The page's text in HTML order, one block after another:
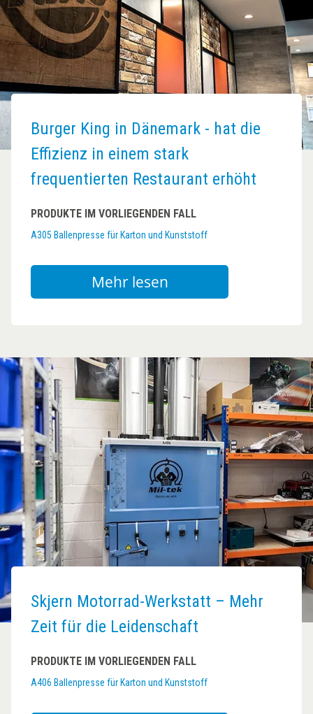
Burger King in Dänemark - hat die
Effizienz in einem stark
frequentierten Restaurant erhöht
PRODUKTE IM VORLIEGENDEN FALL
A305 Ballenpresse für Karton und Kunststoff
Mehr lesen
Skjern Motorrad-Werkstatt – Mehr
Zeit für die Leidenschaft
PRODUKTE IM VORLIEGENDEN FALL
A406 Ballenpresse für Karton und Kunststoff